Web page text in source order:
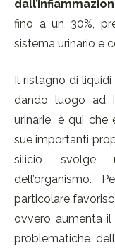
fino a un 30%,
sistema urinario e
Il ristagno di
dando luogo ad
urinarie, è qui che
sue importanti
silicio svolge
dell’organismo.
particolare
ovvero aumenta
problematiche